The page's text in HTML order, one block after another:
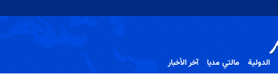
الدولية مالتي مدیا آخر الأخبار